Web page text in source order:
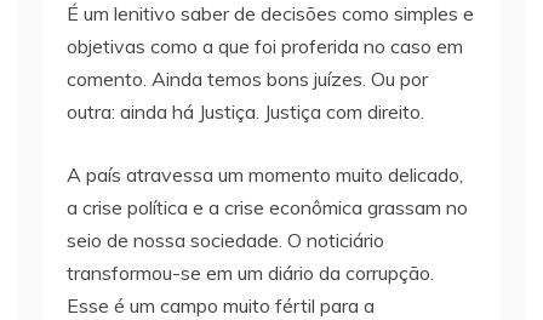
É um lenitivo saber de decisões como simples e
objetivas como a que foi proferida no caso em
comento. Ainda temos bons juízes. Ou por
outra: ainda há Justiça. Justiça com direito.
A país atravessa um momento muito delicado,
a crise política e a crise econômica grassam no
seio de nossa sociedade. O noticiário
transformou-se em um diário da corrupção.
Esse é um campo muito fértil para a